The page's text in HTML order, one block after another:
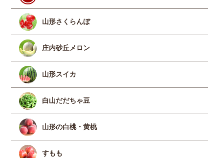
山形さくらんぼ
庄内砂丘メロン
山形スイカ
白山だだちゃ豆
山形の白桃・黄桃
すもも